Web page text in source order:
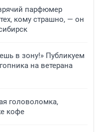
парфюмер
кому страшно, — он
в зону!» Публикуем
на ветерана
головоломка,
кофе